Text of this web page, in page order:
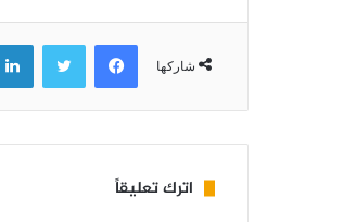
شاركها
فيسبوك تويتر
اترك تعليقاً